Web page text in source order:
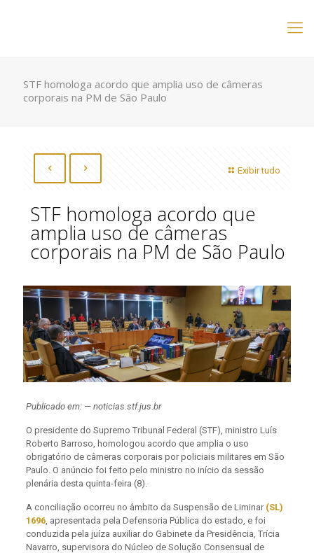
STF homologa acordo que amplia uso de câmeras
corporais na PM de São Paulo
Exibir tudo
STF homologa acordo que
amplia uso de câmeras
corporais na PM de São Paulo
Publicado em: — noticias.stf.jus.br
O presidente do Supremo Tribunal Federal (STF), ministro Luís
Roberto Barroso, homologou acordo que amplia o uso
obrigatório de câmeras corporais por policiais militares em São
Paulo. O anúncio foi feito pelo ministro no início da sessão
plenária desta quinta-feira (8).
A conciliação ocorreu no âmbito da Suspensão de Liminar (SL)
1696, apresentada pela Defensoria Pública do estado, e foi
conduzida pela juíza auxiliar do Gabinete da Presidência, Trícia
Navarro, supervisora do Núcleo de Solução Consensual de